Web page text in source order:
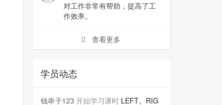
对工作非常有帮助，提高了工
作效率。
查看更多
学员动态
钱串子123 开始学习课时 LEFT、RIG